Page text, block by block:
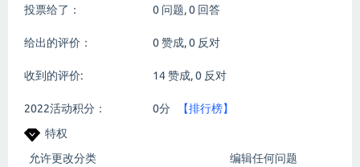
投票给了：
0 问题,0 回答
给出的评价： 0赞成,0 反对
收到的评价: 14赞成,0 反对
2022活动积分： 0分
【排行榜】
特权
允许更改分类
编辑任何问题